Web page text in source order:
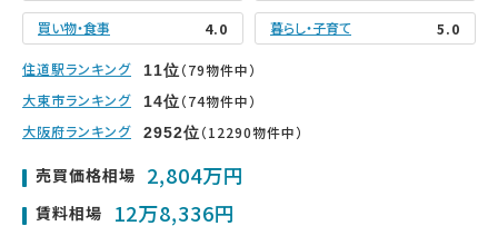
買い物・食事 4.0 暮らし・子育て 5.0
住道駅ランキング 11位（79物件中）
大東市ランキング
14位（74物件中）
大阪府ランキング
2952位（12290物件中）
売買価格相場 2,804万円
賃料相場 12万8,336円